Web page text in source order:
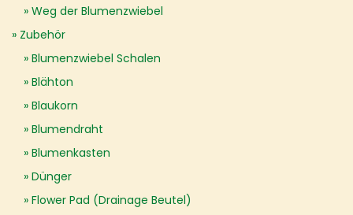
Weg der Blumenzwiebel
Zubehör
Blumenzwiebel Schalen
Blähton
Blaukorn
Blumendraht
Blumenkasten
Dünger
Flower Pad (Drainage Beutel)